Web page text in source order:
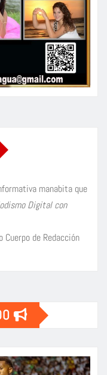
manabita que
Digital con
de Redacción